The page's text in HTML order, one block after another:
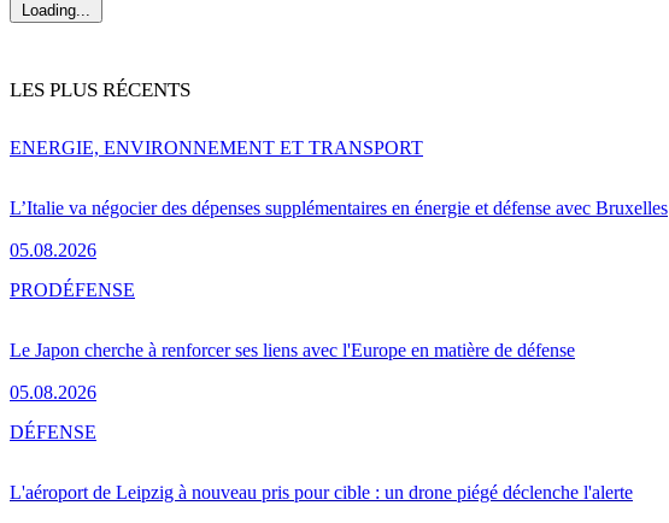
Loading...
LES PLUS RÉCENTS
L’Italie va négocier des dépenses supplémentaires en énergie et défense avec Bruxelles
05.08.2026
ENERGIE, ENVIRONNEMENT ET TRANSPORT
Le Japon cherche à renforcer ses liens avec l'Europe en matière de défense
05.08.2026
PRODÉFENSE
L'aéroport de Leipzig à nouveau pris pour cible : un drone piégé déclenche l'alerte
DÉFENSE